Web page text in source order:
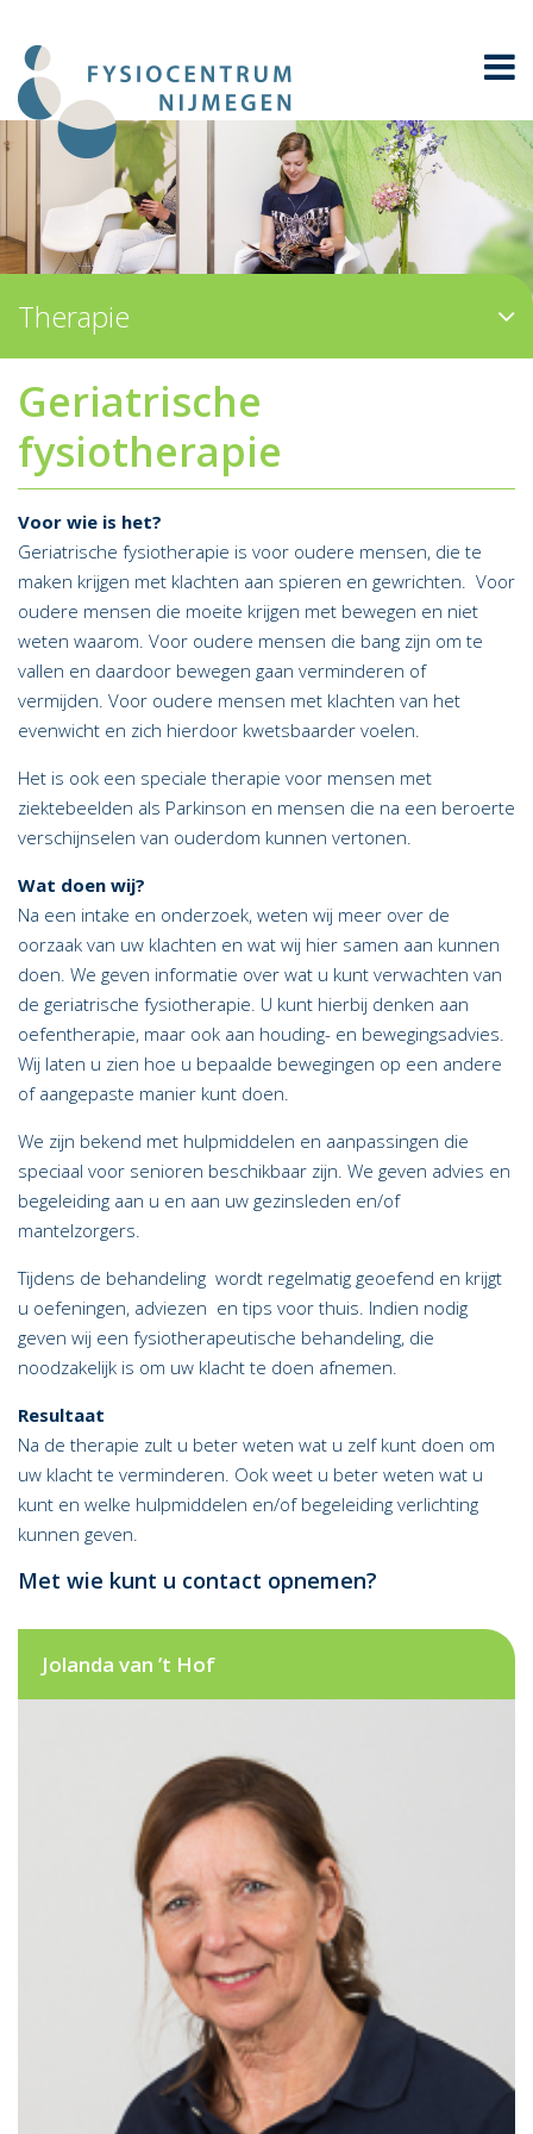
Therapie
Geriatrische
fysiotherapie
Voor wie is het?
Geriatrische fysiotherapie is voor oudere mensen, die te
maken krijgen met klachten aan spieren en gewrichten. Voor
oudere mensen die moeite krijgen met bewegen en niet
weten waarom. Voor oudere mensen die bang zijn om te
vallen en daardoor bewegen gaan verminderen of
vermijden. Voor oudere mensen met klachten van het
evenwicht en zich hierdoor kwetsbaarder voelen.
Het is ook een speciale therapie voor mensen met
ziektebeelden als Parkinson en mensen die na een beroerte
verschijnselen van ouderdom kunnen vertonen.
Wat doen wij?
Na een intake en onderzoek, weten wij meer over de
oorzaak van uw klachten en wat wij hier samen aan kunnen
doen. We geven informatie over wat u kunt verwachten van
de geriatrische fysiotherapie. U kunt hierbij denken aan
oefentherapie, maar ook aan houding- en bewegingsadvies.
Wij laten u zien hoe u bepaalde bewegingen op een andere
of aangepaste manier kunt doen.
We zijn bekend met hulpmiddelen en aanpassingen die
speciaal voor senioren beschikbaar zijn. We geven advies en
begeleiding aan u en aan uw gezinsleden en/of
mantelzorgers.
Tijdens de behandeling wordt regelmatig geoefend en krijgt
u oefeningen, adviezen en tips voor thuis. Indien nodig
geven wij een fysiotherapeutische behandeling, die
noodzakelijk is om uw klacht te doen afnemen.
Resultaat
Na de therapie zult u beter weten wat u zelf kunt doen om
uw klacht te verminderen. Ook weet u beter weten wat u
kunt en welke hulpmiddelen en/of begeleiding verlichting
kunnen geven.
Met wie kunt u contact opnemen?
Jolanda van ’t Hof